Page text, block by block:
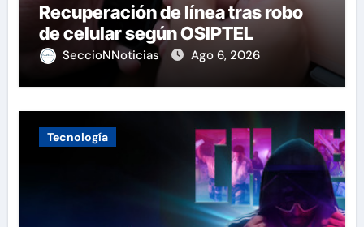
Recuperación de línea tras robo
de celular según OSIPTEL
SeccioNNoticias Ago 6, 2026
Tecnología